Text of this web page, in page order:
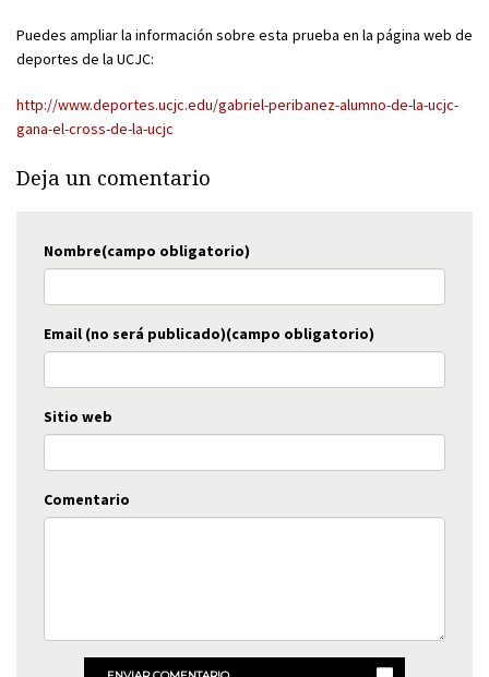
Puedes ampliar la información sobre esta prueba en la página web de
deportes de la UCJC:
http://www.deportes.ucjc.edu/gabriel-peribanez-alumno-de-la-ucjc-
gana-el-cross-de-la-ucjc
Deja un comentario
Nombre(campo obligatorio)
Email (no será publicado)(campo obligatorio)
Sitio web
Comentario